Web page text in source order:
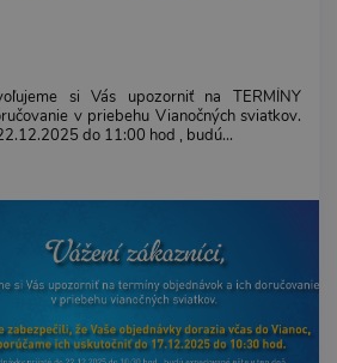
si Vás upozorniť na TERMÍNY
v priebehu Vianočných sviatkov.
do 11:00 hod , budú...